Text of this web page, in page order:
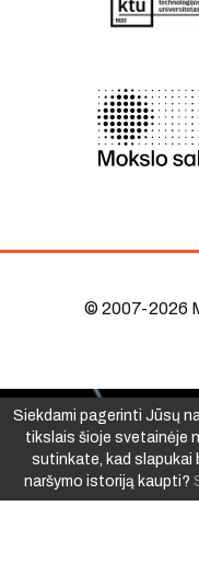
© 2007-2026
Siekdami pagerinti Jūsų
tikslais šioje svetainėje
sutinkate, kad slapukai
naršymo istoriją kaupti?